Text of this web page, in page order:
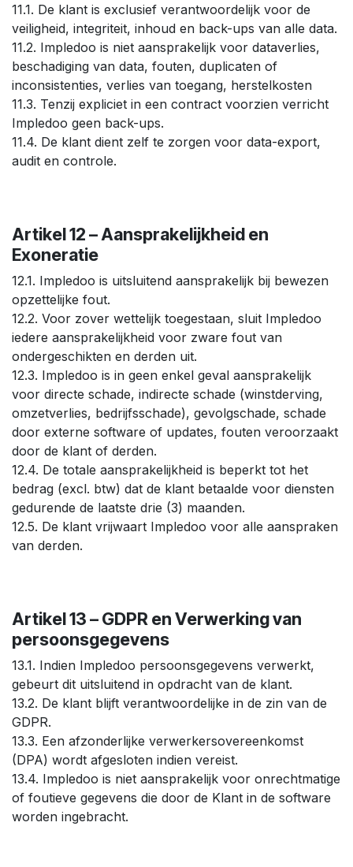
11.1. De klant is exclusief verantwoordelijk voor de
veiligheid, integriteit, inhoud en back-ups van alle data.
11.2. Impledoo is niet aansprakelijk voor dataverlies,
beschadiging van data, fouten, duplicaten of
inconsistenties, verlies van toegang, herstelkosten
11.3. Tenzij expliciet in een contract voorzien verricht
Impledoo geen back-ups.
11.4. De klant dient zelf te zorgen voor data-export,
audit en controle.
Artikel 12 – Aansprakelijkheid en
Exoneratie
12.1. Impledoo is uitsluitend aansprakelijk bij bewezen
opzettelijke fout.
12.2. Voor zover wettelijk toegestaan, sluit Impledoo
iedere aansprakelijkheid voor zware fout van
ondergeschikten en derden uit.
12.3. Impledoo is in geen enkel geval aansprakelijk
voor directe schade, indirecte schade (winstderving,
omzetverlies, bedrijfsschade), gevolgschade, schade
door externe software of updates, fouten veroorzaakt
door de klant of derden.
12.4. De totale aansprakelijkheid is beperkt tot het
bedrag (excl. btw) dat de klant betaalde voor diensten
gedurende de laatste drie (3) maanden.
12.5. De klant vrijwaart Impledoo voor alle aanspraken
van derden.
Artikel 13 – GDPR en Verwerking van
persoonsgegevens
13.1. Indien Impledoo persoonsgegevens verwerkt,
gebeurt dit uitsluitend in opdracht van de klant.
13.2. De klant blijft verantwoordelijke in de zin van de
GDPR.
13.3. Een afzonderlijke verwerkersovereenkomst
(DPA) wordt afgesloten indien vereist.
13.4. Impledoo is niet aansprakelijk voor onrechtmatige
of foutieve gegevens die door de Klant in de software
worden ingebracht.